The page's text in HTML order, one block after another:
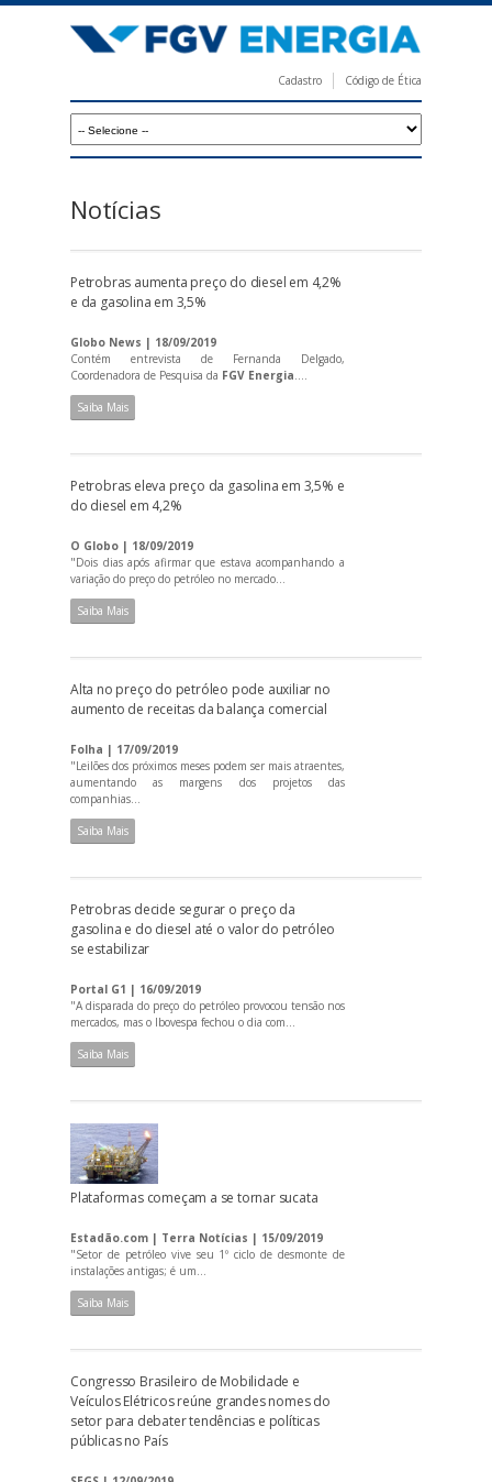
para
principal
V
r
i
Cadastro Código de Ética
Notícias
Petrobras aumenta preço do diesel em 4,2%
e da gasolina em 3,5%
Globo News | 18/09/2019
Contém entrevista de Fernanda Delgado,
Coordenadora de Pesquisa da FGV Energia....
Saiba Mais
Petrobras eleva preço da gasolina em 3,5% e
do diesel em 4,2%
O Globo | 18/09/2019
"Dois dias após afirmar que estava acompanhando a
variação do preço do petróleo no mercado...
Saiba Mais
Alta no preço do petróleo pode auxiliar no
aumento de receitas da balança comercial
Folha | 17/09/2019
"Leilões dos próximos meses podem ser mais atraentes,
aumentando as margens dos projetos das
companhias...
Saiba Mais
Petrobras decide segurar o preço da
gasolina e do diesel até o valor do petróleo
se estabilizar
Portal G1 | 16/09/2019
"A disparada do preço do petróleo provocou tensão nos
mercados, mas o Ibovespa fechou o dia com...
Saiba Mais
Plataformas começam a se tornar sucata
Estadão.com | Terra Notícias | 15/09/2019
"Setor de petróleo vive seu 1º ciclo de desmonte de
instalações antigas; é um...
Saiba Mais
Congresso Brasileiro de Mobilidade e
Veículos Elétricos reúne grandes nomes do
setor para debater tendências e políticas
públicas no País